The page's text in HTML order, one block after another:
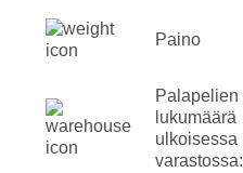
Paino
Palapelien
lukumäärä
ulkoisessa
varastossa: